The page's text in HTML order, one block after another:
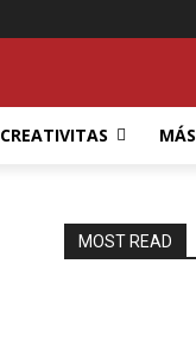
CREATIVITAS MÁS
MOST READ